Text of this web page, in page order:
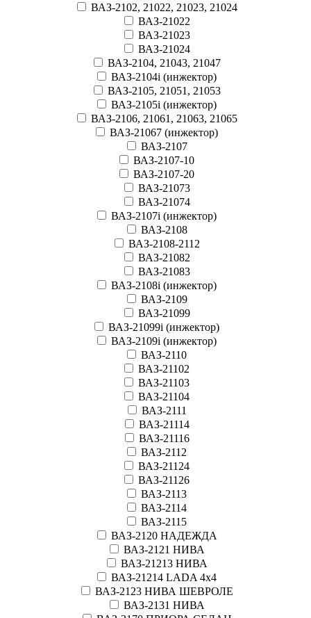
ВАЗ-2102, 21022, 21023, 21024
ВАЗ-21022
ВАЗ-21023
ВАЗ-21024
ВАЗ-2104, 21043, 21047
ВАЗ-2104i (инжектор)
ВАЗ-2105, 21051, 21053
ВАЗ-2105i (инжектор)
ВАЗ-2106, 21061, 21063, 21065
ВАЗ-21067 (инжектор)
ВАЗ-2107
ВАЗ-2107-10
ВАЗ-2107-20
ВАЗ-21073
ВАЗ-21074
ВАЗ-2107i (инжектор)
ВАЗ-2108
ВАЗ-2108-2112
ВАЗ-21082
ВАЗ-21083
ВАЗ-2108i (инжектор)
ВАЗ-2109
ВАЗ-21099
ВАЗ-21099i (инжектор)
ВАЗ-2109i (инжектор)
ВАЗ-2110
ВАЗ-21102
ВАЗ-21103
ВАЗ-21104
ВАЗ-2111
ВАЗ-21114
ВАЗ-21116
ВАЗ-2112
ВАЗ-21124
ВАЗ-21126
ВАЗ-2113
ВАЗ-2114
ВАЗ-2115
ВАЗ-2120 НАДЕЖДА
ВАЗ-2121 НИВА
ВАЗ-21213 НИВА
ВАЗ-21214 LADA 4х4
ВАЗ-2123 НИВА ШЕВРОЛЕ
ВАЗ-2131 НИВА